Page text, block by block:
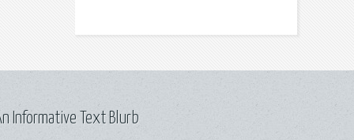
Informative Text Blurb